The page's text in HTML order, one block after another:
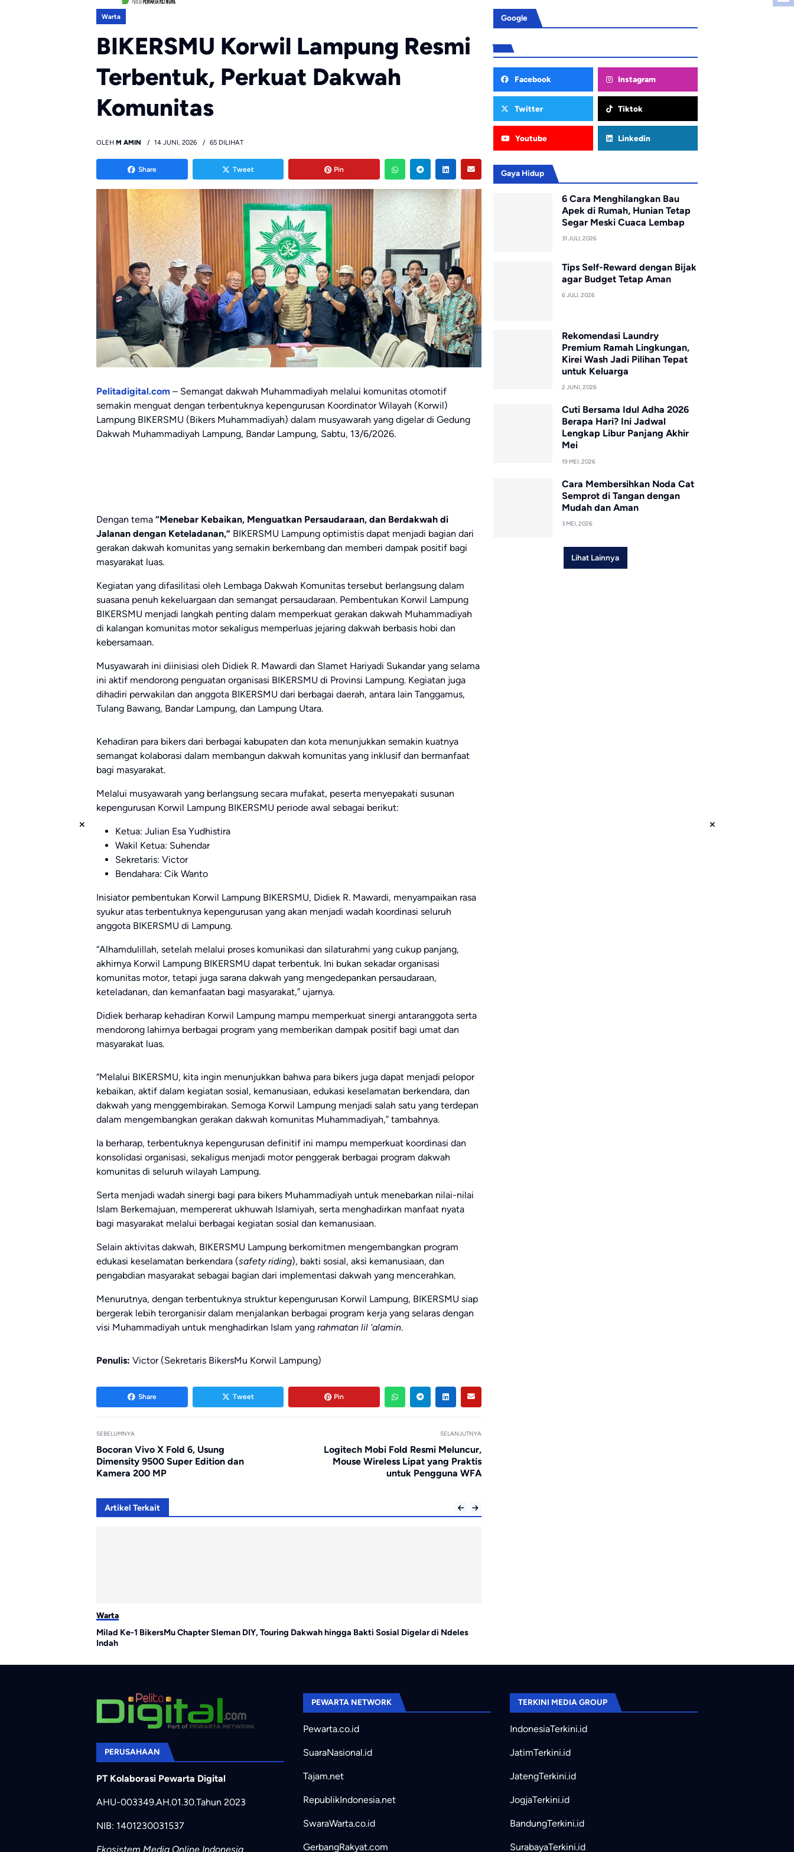
Warta
BIKERSMU Korwil Lampung Resmi
Terbentuk, Perkuat Dakwah
Komunitas
OLEH M AMIN 14 JUNI, 2026 65 DILIHAT
Share Tweet Pin
Pelitadigital.com – Semangat dakwah Muhammadiyah melalui komunitas otomotif
semakin menguat dengan terbentuknya kepengurusan Koordinator Wilayah (Korwil)
Lampung BIKERSMU (Bikers Muhammadiyah) dalam musyawarah yang digelar di Gedung
Dakwah Muhammadiyah Lampung, Bandar Lampung, Sabtu, 13/6/2026.
Dengan tema “Menebar Kebaikan, Menguatkan Persaudaraan, dan Berdakwah di
Jalanan dengan Keteladanan,” BIKERSMU Lampung optimistis dapat menjadi bagian dari
gerakan dakwah komunitas yang semakin berkembang dan memberi dampak positif bagi
masyarakat luas.
Kegiatan yang difasilitasi oleh Lembaga Dakwah Komunitas tersebut berlangsung dalam
suasana penuh kekeluargaan dan semangat persaudaraan. Pembentukan Korwil Lampung
BIKERSMU menjadi langkah penting dalam memperkuat gerakan dakwah Muhammadiyah
di kalangan komunitas motor sekaligus memperluas jejaring dakwah berbasis hobi dan
kebersamaan.
Musyawarah ini diinisiasi oleh Didiek R. Mawardi dan Slamet Hariyadi Sukandar yang selama
ini aktif mendorong penguatan organisasi BIKERSMU di Provinsi Lampung. Kegiatan juga
dihadiri perwakilan dan anggota BIKERSMU dari berbagai daerah, antara lain Tanggamus,
Tulang Bawang, Bandar Lampung, dan Lampung Utara.
Kehadiran para bikers dari berbagai kabupaten dan kota menunjukkan semakin kuatnya
semangat kolaborasi dalam membangun dakwah komunitas yang inklusif dan bermanfaat
bagi masyarakat.
Melalui musyawarah yang berlangsung secara mufakat, peserta menyepakati susunan
kepengurusan Korwil Lampung BIKERSMU periode awal sebagai berikut:
Ketua: Julian Esa Yudhistira
Wakil Ketua: Suhendar
Sekretaris: Victor
Bendahara: Cik Wanto
Inisiator pembentukan Korwil Lampung BIKERSMU, Didiek R. Mawardi, menyampaikan rasa
syukur atas terbentuknya kepengurusan yang akan menjadi wadah koordinasi seluruh
anggota BIKERSMU di Lampung.
“Alhamdulillah, setelah melalui proses komunikasi dan silaturahmi yang cukup panjang,
akhirnya Korwil Lampung BIKERSMU dapat terbentuk. Ini bukan sekadar organisasi
komunitas motor, tetapi juga sarana dakwah yang mengedepankan persaudaraan,
keteladanan, dan kemanfaatan bagi masyarakat,” ujarnya.
Didiek berharap kehadiran Korwil Lampung mampu memperkuat sinergi antaranggota serta
mendorong lahirnya berbagai program yang memberikan dampak positif bagi umat dan
masyarakat luas.
“Melalui BIKERSMU, kita ingin menunjukkan bahwa para bikers juga dapat menjadi pelopor
kebaikan, aktif dalam kegiatan sosial, kemanusiaan, edukasi keselamatan berkendara, dan
dakwah yang menggembirakan. Semoga Korwil Lampung menjadi salah satu yang terdepan
dalam mengembangkan gerakan dakwah komunitas Muhammadiyah,” tambahnya.
Ia berharap, terbentuknya kepengurusan definitif ini mampu memperkuat koordinasi dan
konsolidasi organisasi, sekaligus menjadi motor penggerak berbagai program dakwah
komunitas di seluruh wilayah Lampung.
Serta menjadi wadah sinergi bagi para bikers Muhammadiyah untuk menebarkan nilai-nilai
Islam Berkemajuan, mempererat ukhuwah Islamiyah, serta menghadirkan manfaat nyata
bagi masyarakat melalui berbagai kegiatan sosial dan kemanusiaan.
Selain aktivitas dakwah, BIKERSMU Lampung berkomitmen mengembangkan program
edukasi keselamatan berkendara (safety riding), bakti sosial, aksi kemanusiaan, dan
pengabdian masyarakat sebagai bagian dari implementasi dakwah yang mencerahkan.
Menurutnya, dengan terbentuknya struktur kepengurusan Korwil Lampung, BIKERSMU siap
bergerak lebih terorganisir dalam menjalankan berbagai program kerja yang selaras dengan
visi Muhammadiyah untuk menghadirkan Islam yang rahmatan lil ‘alamin.
Penulis: Victor (Sekretaris BikersMu Korwil Lampung)
Share Tweet Pin
SEBELUMNYA
Bocoran Vivo X Fold 6, Usung
Dimensity 9500 Super Edition dan
Kamera 200 MP
SELANJUTNYA
Logitech Mobi Fold Resmi Meluncur,
Mouse Wireless Lipat yang Praktis
untuk Pengguna WFA
Artikel Terkait
Warta
Milad Ke-1 BikersMu Chapter Sleman DIY, Touring Dakwah hingga Bakti Sosial Digelar di Ndeles
Indah
Google
Facebook Instagram
Twitter Tiktok
Youtube Linkedin
Gaya Hidup
6 Cara Menghilangkan Bau
Apek di Rumah, Hunian Tetap
Segar Meski Cuaca Lembap
31 JULI, 2026
Tips Self-Reward dengan Bijak
agar Budget Tetap Aman
6 JULI, 2026
Rekomendasi Laundry
Premium Ramah Lingkungan,
Kirei Wash Jadi Pilihan Tepat
untuk Keluarga
2 JUNI, 2026
Cuti Bersama Idul Adha 2026
Berapa Hari? Ini Jadwal
Lengkap Libur Panjang Akhir
Mei
19 MEI, 2026
Cara Membersihkan Noda Cat
Semprot di Tangan dengan
Mudah dan Aman
3 MEI, 2026
Lihat Lainnya
PERUSAHAAN
PT Kolaborasi Pewarta Digital
AHU-003349.AH.01.30.Tahun 2023
NIB: 1401230031537
Ekosistem Media Online Indonesia
PEWARTA NETWORK
Pewarta.co.id
SuaraNasional.id
Tajam.net
RepublikIndonesia.net
SwaraWarta.co.id
GerbangRakyat.com
TERKINI MEDIA GROUP
IndonesiaTerkini.id
JatimTerkini.id
JatengTerkini.id
JogjaTerkini.id
BandungTerkini.id
SurabayaTerkini.id